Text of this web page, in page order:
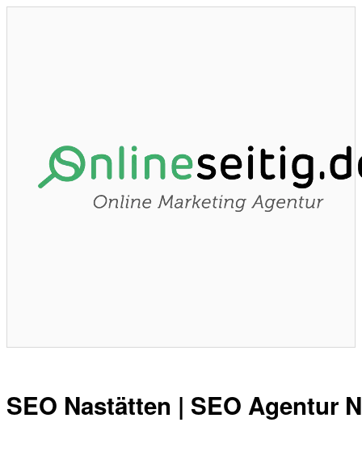
SEO Nastätten | SEO Agentur